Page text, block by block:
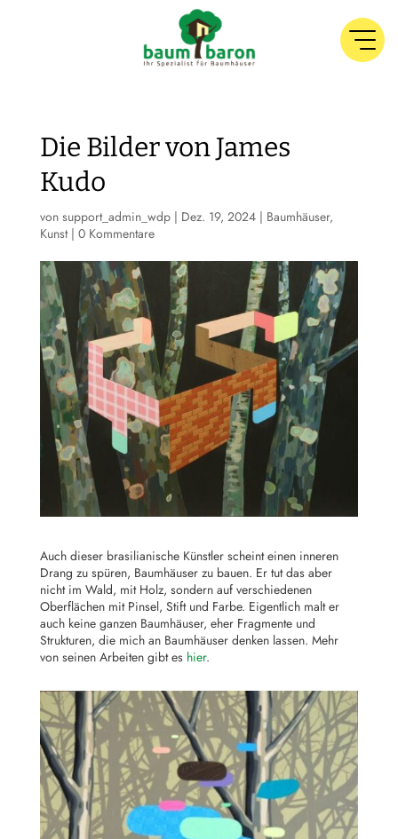
Die Bilder von James
Kudo
von support_admin_wdp| Dez. 19, 2024| Baumhäuser,
Kunst| 0 Kommentare
Auch dieser brasilianische Künstler scheint einen inneren
Drang zu spüren, Baumhäuser zu bauen. Er tut das aber
nicht im Wald, mit Holz, sondern auf verschiedenen
Oberflächen mit Pinsel, Stift und Farbe. Eigentlich malt er
auch keine ganzen Baumhäuser, eher Fragmente und
Strukturen, die mich an Baumhäuser denken lassen. Mehr
von seinen Arbeiten gibt es hier.